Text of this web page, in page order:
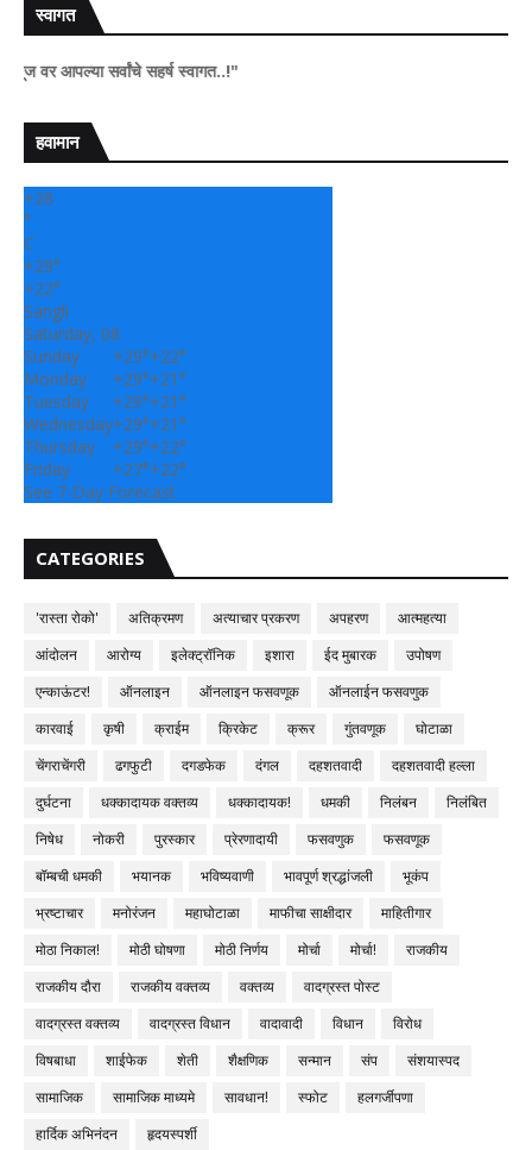
स्वागत
सर्वांचे सहर्ष स्वागत..!"
हवामान
+28
°
C
+29°
+22°
Sangli
Saturday, 08
Sunday
+29°+22°
Monday
+29°+21°
Tuesday
+29°+21°
Wednesday+29°+21°
Thursday
+29°+22°
Friday
+27°+22°
See 7-Day Forecast
CATEGORIES
'रास्ता रोको' अतिक्रमण अत्याचार प्रकरण अपहरण
आत्महत्या
आंदोलन
आरोग्य इलेक्ट्रॉनिक इशारा ईद मुबारक
उपोषण
एन्काऊंटर!
ऑनलाइन ऑनलाइन फसवणूक
ऑनलाईन फसवणुक
कारवाई
कृषी क्राईम क्रिकेट क्रूर गुंतवणूक
घोटाळा
चेंगराचेंगरी
ढगफुटी दगडफेक दंगल दहशतवादी
दहशतवादी हल्ला
दुर्घटना
धक्कादायक वक्तव्य धक्कादायक! धमकी निलंबन
निलंबित
निषेध
नोकरी पुरस्कार प्रेरणादायी फसवणुक
फसवणूक
बॉम्बची धमकी
भयानक भविष्यवाणी भावपूर्ण श्रद्धांजली
भूकंप
भ्रष्टाचार
मनोरंजन महाघोटाळा माफीचा साक्षीदार
माहितीगार
मोठा निकाल!
मोठी घोषणा मोठी निर्णय मोर्चा मोर्चा!
राजकीय
राजकीय दौरा
राजकीय वक्तव्य वक्तव्य
वादग्रस्त पोस्ट
वादग्रस्त वक्तव्य
वादग्रस्त विधान वादावादी विधान
विरोध
विषबाधा
शाईफेक शेती शैक्षणिक सन्मान संप
संशयास्पद
सामाजिक
सामाजिक माध्यमे सावधान! स्फोट
हलगर्जीपणा
हार्दिक अभिनंदन
हृदयस्पर्शी